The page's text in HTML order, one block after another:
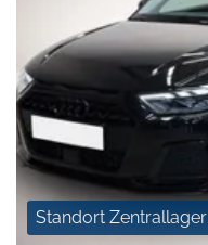
Standort Zentrallager